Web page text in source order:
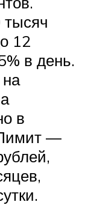
12
в день.
в
—